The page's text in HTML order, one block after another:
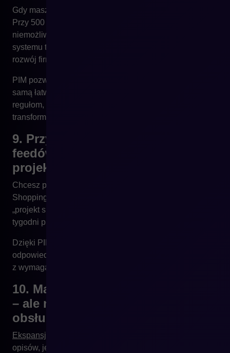
Gdy masz 50 produktów, możesz nad nimi panować.
Przy 500 już robi się trudno. A przy 5000? Bez PIM to
niemożliwe. Skalowanie katalogu bez odpowiedniego
systemu to ryzyko operacyjne, które może zatrzymać
rozwój firmy.
PIM pozwala zarządzać dużą liczbą produktów z tą
samą łatwością, co mniejszym asortymentem – dzięki
regułom, masowym operacjom i automatycznym
transformacjom danych.
9. Przygotowanie katalogów,
feedów i materiałów to osobny
projekt
Chcesz przygotować katalog PDF? Eksport do Google
Shopping? Feed do porównywarki? Bez PIM to zawsze
„projekt specjalny”, angażujący kilka osób i wymagający
tygodni pracy.
Dzięki PIM generujesz materiały automatycznie – w
odpowiednich formatach, z aktualnymi danymi i zgodnie
z wymaganiami danego partnera czy kanału.
10. Masz ambicje międzynarodowe
– ale nie masz narzędzia, by je
obsłużyć
Ekspansja zagraniczna
opisów, jednostek miary, języków, wersji prawnych,